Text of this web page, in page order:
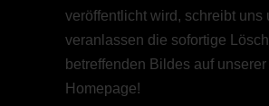
veröffentlicht wird, schreibt uns
veranlassen die sofortige
betreffenden Bildes auf unserer
Homepage!